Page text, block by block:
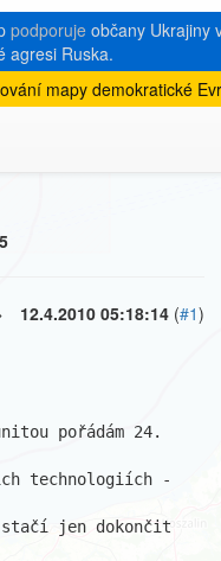
podporujeobčany Ukrajiny
agresi Ruska.
mapy demokratické
|
5
12.4.2010 05:18:14 (#1)
pořádám 24.
technologiích -
stačí jen dokončit